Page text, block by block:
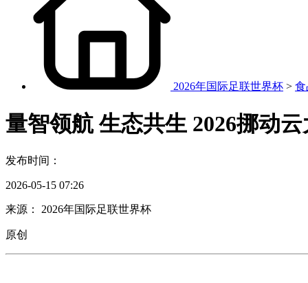
2026年国际足联世界杯 > 食
量智领航 生态共生 2026挪动
发布时间：
2026-05-15 07:26
来源： 2026年国际足联世界杯
原创